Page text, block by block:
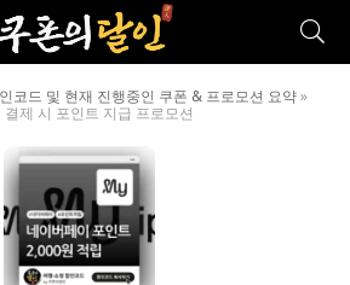
코드 및 현재 진행중인 쿠폰 & 프로모션 요약»
제 시 포인트 지급 프로모션